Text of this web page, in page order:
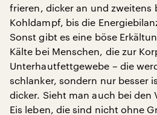
frieren, dicker an und zweitens
Kohldampf, bis die
Sonst gibt es eine böse
Kälte bei Menschen, die zur
Unterhautfettgewebe – die
schlanker, sondern nur besser
dicker. Sieht man auch bei den
Eis leben, die sind nicht ohne